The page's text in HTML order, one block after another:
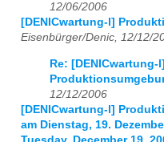
12/06/2006
[DENICwartung-l]
Eisenbürger/Denic, 12/12/
Re: [DENICwartung-
12/12/2006
[DENICwartung-l]
am Dienstag, 19.